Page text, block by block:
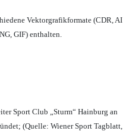
Vektorgrafikformate (CDR, AI
GIF) enthalten.
Sport Club „Sturm“ Hainburg an
(Quelle: Wiener Sport Tagblatt,